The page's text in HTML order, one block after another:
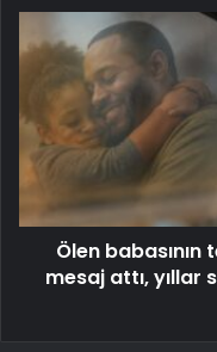
Ölen
mesaj attı,